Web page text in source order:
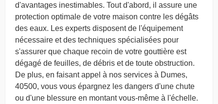
d'avantages inestimables. Tout d'abord, il assure une
protection optimale de votre maison contre les dégâts
des eaux. Les experts disposent de l'équipement
nécessaire et des techniques spécialisées pour
s'assurer que chaque recoin de votre gouttière est
dégagé de feuilles, de débris et de toute obstruction.
De plus, en faisant appel à nos services à Dumes,
40500, vous vous épargnez les dangers d'une chute
ou d'une blessure en montant vous-même à l'échelle.